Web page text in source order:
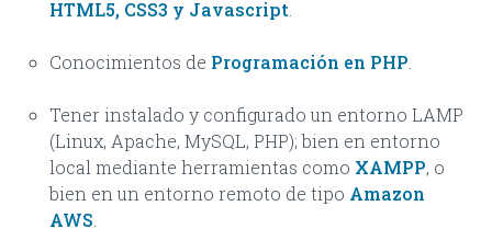
HTML5, CSS3 y Javascript.
Conocimientos de Programación en PHP.
Tener instalado y configurado un entorno LAMP
(Linux, Apache, MySQL, PHP); bien en entorno
local mediante herramientas como XAMPP, o
bien en un entorno remoto de tipo Amazon
AWS.